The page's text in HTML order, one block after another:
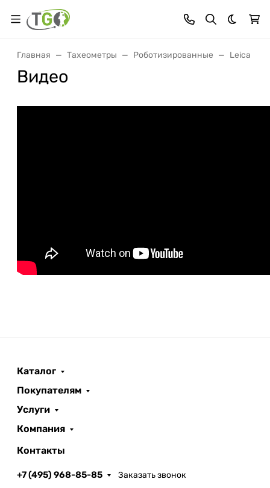
Темная
Главная Тахеометры Роботизированные Leica
Видео
Каталог
Покупателям
Услуги
Компания
Контакты
+7 (495) 968-85-85 Заказать звонок